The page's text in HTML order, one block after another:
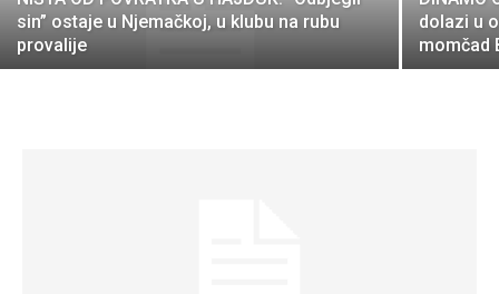
sin” ostaje u Njemačkoj, u klubu na rubu
provalije
dolazi u
momčad